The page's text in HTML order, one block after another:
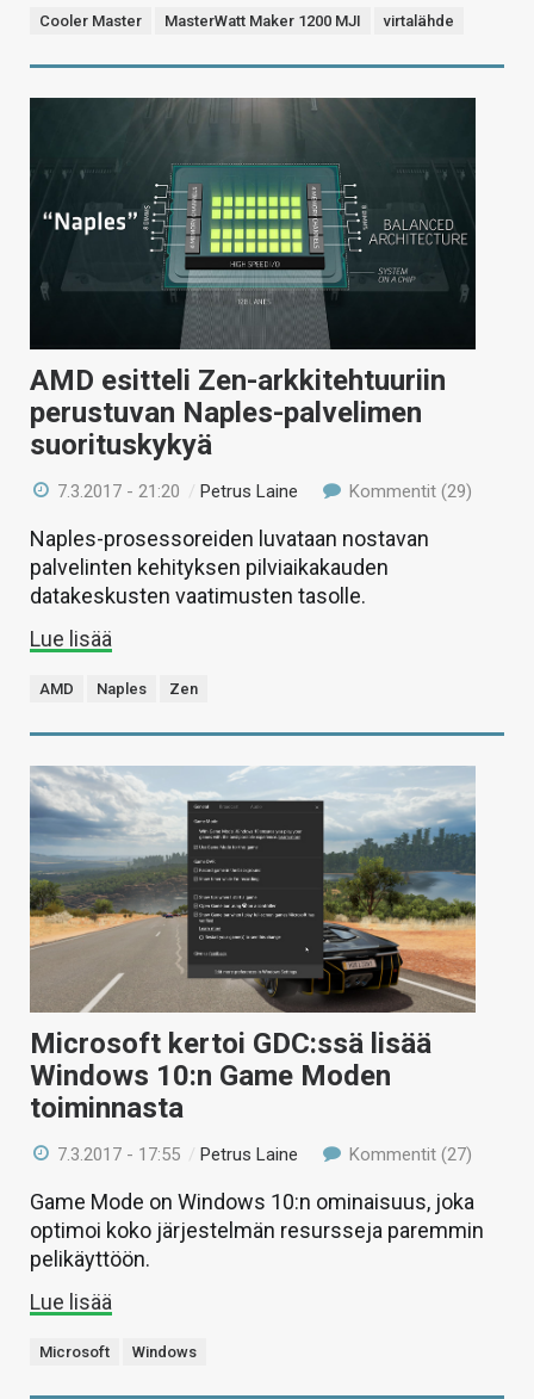
Cooler Master MasterWatt Maker 1200 MJI virtalähde
AMD esitteli Zen-arkkitehtuuriin
perustuvan Naples-palvelimen
suorituskykyä
7.3.2017 - 21:20 /Petrus Laine Kommentit (29)
Naples-prosessoreiden luvataan nostavan
palvelinten kehityksen pilviaikakauden
datakeskusten vaatimusten tasolle.
Lue lisää
AMD Naples Zen
Microsoft kertoi GDC:ssä lisää
Windows 10:n Game Moden
toiminnasta
7.3.2017 - 17:55 /Petrus Laine Kommentit (27)
Game Mode on Windows 10:n ominaisuus, joka
optimoi koko järjestelmän resursseja paremmin
pelikäyttöön.
Lue lisää
Microsoft Windows